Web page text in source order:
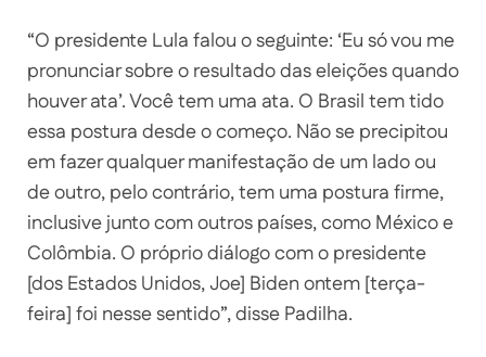
“O presidente Lula falou o seguinte: ‘Eu só vou me
pronunciar sobre o resultado das eleições quando
houver ata’. Você tem uma ata. O Brasil tem tido
essa postura desde o começo. Não se precipitou
em fazer qualquer manifestação de um lado ou
de outro, pelo contrário, tem uma postura firme,
inclusive junto com outros países, como México e
Colômbia. O próprio diálogo com o presidente
[dos Estados Unidos, Joe] Biden ontem [terça-
feira] foi nesse sentido”, disse Padilha.